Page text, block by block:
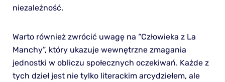
niezależność.
Warto również zwrócić uwagę na “Człowieka z La
Manchy”, który ukazuje wewnętrzne zmagania
jednostki w obliczu społecznych oczekiwań. Każde z
tych dzieł jest nie tylko literackim arcydziełem, ale